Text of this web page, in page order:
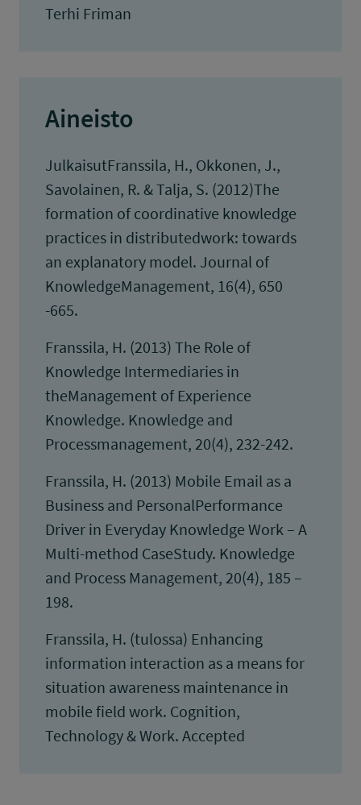
Terhi Friman
Aineisto
JulkaisutFranssila, H., Okkonen, J.,
Savolainen, R. & Talja, S. (2012)The
formation of coordinative knowledge
practices in distributedwork: towards
an explanatory model. Journal of
KnowledgeManagement, 16(4), 650
-665.
Franssila, H. (2013) The Role of
Knowledge Intermediaries in
theManagement of Experience
Knowledge. Knowledge and
Processmanagement, 20(4), 232-242.
Franssila, H. (2013) Mobile Email as a
Business and PersonalPerformance
Driver in Everyday Knowledge Work – A
Multi-method CaseStudy. Knowledge
and Process Management, 20(4), 185 –
198.
Franssila, H. (tulossa) Enhancing
information interaction as a means for
situation awareness maintenance in
mobile field work. Cognition,
Technology & Work. Accepted